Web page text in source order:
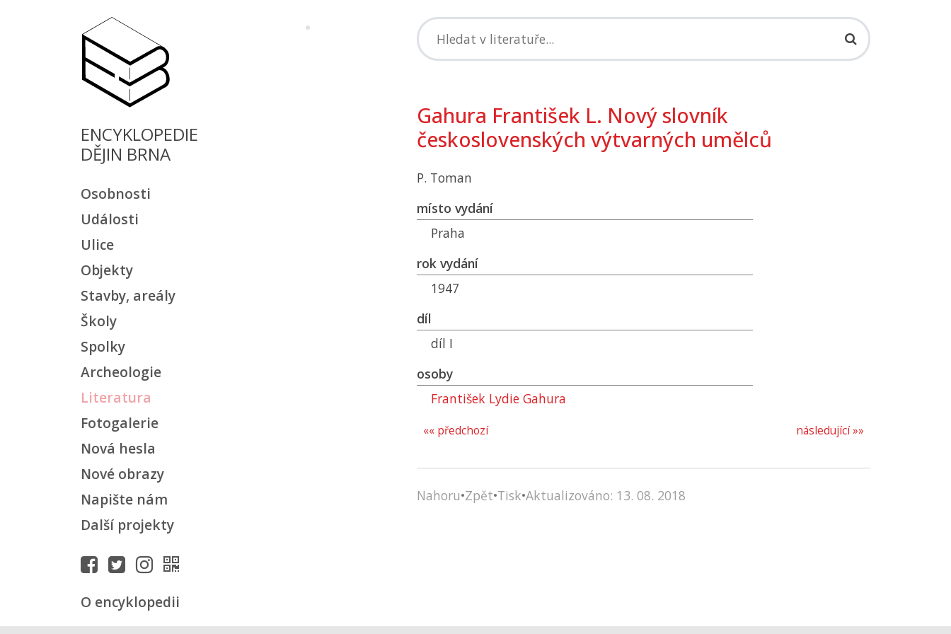
ENCYKLOPEDIE
DĚJIN BRNA
Osobnosti
Události
Ulice
Objekty
Stavby, areály
Školy
Spolky
Archeologie
Literatura
Fotogalerie
Nová hesla
Nové obrazy
Napište nám
Další projekty
O encyklopedii
Gahura František L. Nový slovník
československých výtvarných umělců
P. Toman
místo vydání
Praha
rok vydání
1947
díl
díl I
osoby
František Lydie Gahura
následující »»
«« předchozí
Nahoru•Zpět•Tisk•Aktualizováno: 13. 08. 2018